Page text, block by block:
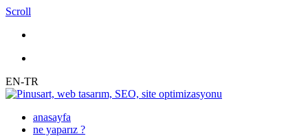
Scroll
EN-TR
anasayfa
ne yaparız ?